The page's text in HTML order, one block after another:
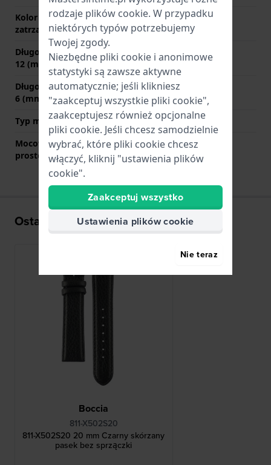
Kolor zapięcia
zatrzaskowego
NIE DOTYCZY
Długość paska na godzinie
12 (mm)
80 mm
Długość paska na godzinie
6 (mm)
120 mm
Typ mocowania
Kołki sprężyste
Mocowanie za pomocą
prostego bolca
Tak
Ostatnio oglądane
Boccia
811-X502S20
811-X502S20 20 mm Czarny skórzany
pasek bez sprzączki
rodzaje plików cookie. W przypadku
niektórych typów potrzebujemy
Twojej zgody.
Niezbędne pliki cookie i anonimowe
statystyki są zawsze aktywne
automatycznie; jeśli klikniesz
"zaakceptuj wszystkie pliki cookie",
zaakceptujesz również opcjonalne
pliki cookie. Jeśli chcesz samodzielnie
wybrać, które pliki cookie chcesz
włączyć, kliknij "ustawienia plików
cookie".
Zaakceptuj wszystko
Ustawienia plików cookie
Nie teraz